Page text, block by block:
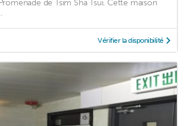
de Tsim Sha Tsui. Cette maison
Vérifier la disponibilité